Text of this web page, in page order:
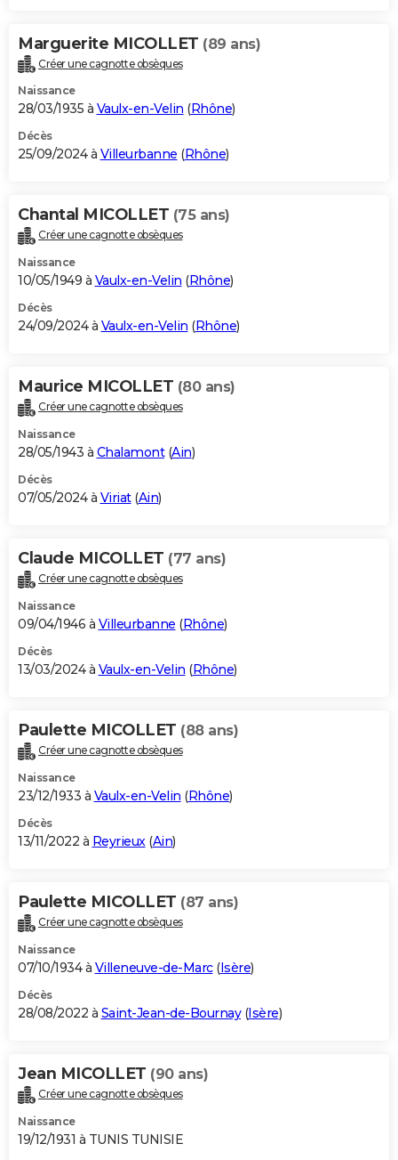
Marguerite MICOLLET (89 ans)
Créer une cagnotte obsèques
Naissance
28/03/1935 à Vaulx-en-Velin (Rhône)
Décès
25/09/2024 à Villeurbanne (Rhône)
Chantal MICOLLET (75 ans)
Créer une cagnotte obsèques
Naissance
10/05/1949 à Vaulx-en-Velin (Rhône)
Décès
24/09/2024 à Vaulx-en-Velin (Rhône)
Maurice MICOLLET (80 ans)
Créer une cagnotte obsèques
Naissance
28/05/1943 à Chalamont(Ain)
Décès
07/05/2024 à Viriat(Ain)
Claude MICOLLET (77 ans)
Créer une cagnotte obsèques
Naissance
09/04/1946 à Villeurbanne (Rhône)
Décès
13/03/2024 à Vaulx-en-Velin (Rhône)
Paulette MICOLLET (88 ans)
Créer une cagnotte obsèques
Naissance
23/12/1933 à Vaulx-en-Velin (Rhône)
Décès
13/11/2022 à Reyrieux(Ain)
Paulette MICOLLET (87 ans)
Créer une cagnotte obsèques
Naissance
07/10/1934 à Villeneuve-de-Marc(Isère)
Décès
28/08/2022 à Saint-Jean-de-Bournay(Isère)
Jean MICOLLET (90 ans)
Créer une cagnotte obsèques
Naissance
19/12/1931 à TUNIS TUNISIE